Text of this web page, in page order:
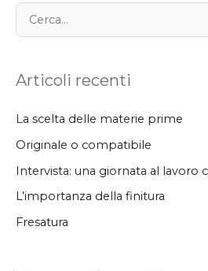
a
Articoli recenti
La scelta delle materie prime
Originale o compatibile
Intervista: una giornata al lavoro
L’importanza della finitura
Fresatura